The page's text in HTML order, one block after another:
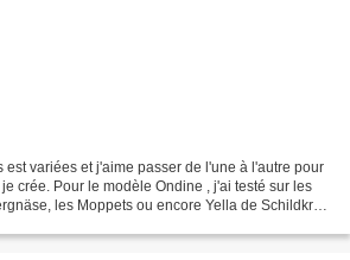
est variées et j'aime passer de l'une à l'autre pour
crée. Pour le modèle Ondine , j'ai testé sur les
les Moppets ou encore Yella de Schildkröt.